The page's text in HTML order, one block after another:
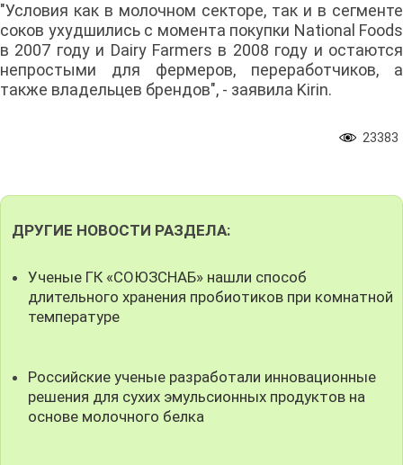
"Условия как в молочном секторе, так и в сегменте
соков ухудшились с момента покупки National Foods
в 2007 году и Dairy Farmers в 2008 году и остаются
непростыми для фермеров, переработчиков, а
также владельцев брендов", - заявила Kirin.
23383
ДРУГИЕ НОВОСТИ РАЗДЕЛА:
Ученые ГК «СОЮЗСНАБ» нашли способ
длительного хранения пробиотиков при комнатной
температуре
Российские ученые разработали инновационные
решения для сухих эмульсионных продуктов на
основе молочного белка